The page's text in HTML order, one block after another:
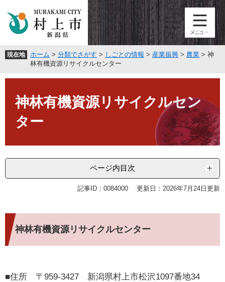
頭
す
飛
し
現在地 ホーム > 分類でさがす > しごとの情報 > 産業振興 > 農業 > 神
林有機資源リサイクルセンター
神林有機資源リサイクルセン
ター
ページ内目次
記事ID：0084000 更新日：2026年7月24日更新
神林有機資源リサイクルセンター
■住所 〒959-3427 新潟県村上市松沢1097番地34